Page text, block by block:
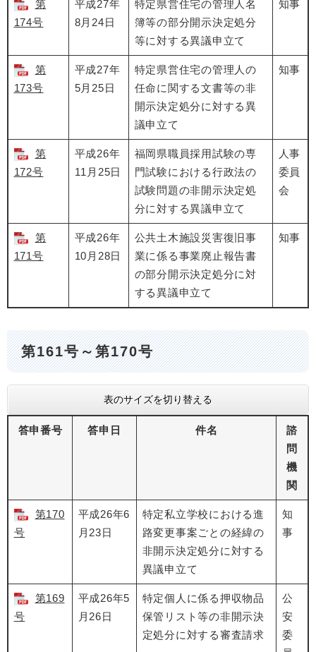
第
174号
平成27年
8月24日
特定県営住宅の管理人名
簿等の部分開示決定処分
等に対する異議申立て
知事
第
173号
平成27年
5月25日
特定県営住宅の管理人の
任命に関する文書等の非
開示決定処分に対する異
議申立て
知事
第
172号
平成26年
11月25日
福岡県職員採用試験の専
門試験における行政法の
試験問題の非開示決定処
分に対する異議申立て
人事
委員
会
第
171号
平成26年
10月28日
公共土木施設災害復旧事
業に係る事業廃止報告書
の部分開示決定処分に対
する異議申立て
知事
第161号～第170号
表のサイズを切り替える
答申番号 答申日 件名
諮
問
機
関
第170
号
平成26年6
月23日
特定私立学校における進
路変更事案ごとの経緯の
非開示決定処分に対する
異議申立て
知
事
第169
号
平成26年5
月26日
特定個人に係る押収物品
保管リスト等の非開示決
定処分に対する審査請求
公
安
委